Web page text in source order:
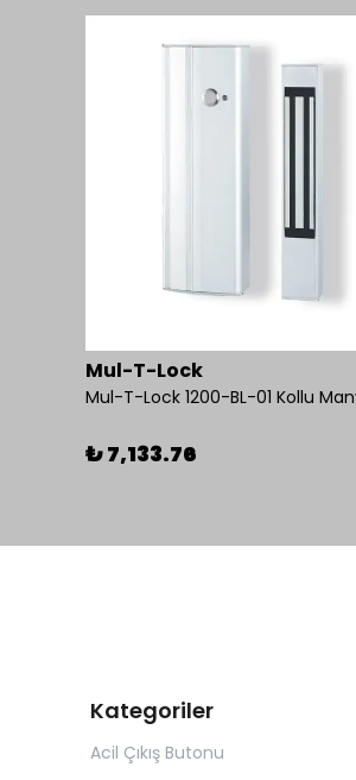
Mul-T-Lock
₺ 7,133.76
Kategoriler
Acil Çıkış Butonu